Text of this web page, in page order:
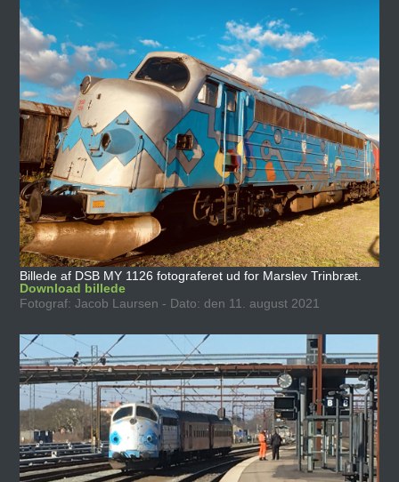
Billede af DSB MY 1126 fotograferet ud for Marslev Trinbræt.
Download billede
Fotograf: Jacob Laursen - Dato: den 11. august 2021